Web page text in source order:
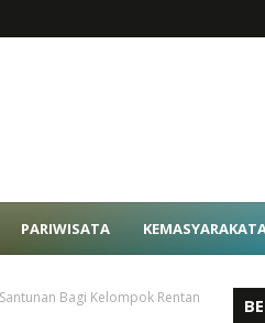
PARIWISATA
Bagi Kelompok Rentan